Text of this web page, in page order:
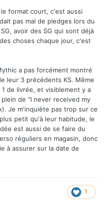
format court, c'est aussi
pas mal de pledges lors du
avoir des SG qui sont déjà
choses chaque jour, c'est
a pas forcément montré
leur 3 précédents KS. Même
de livrée, et visiblement y a
de "I never received my
Je m'inquiète pas trop sur ce
petit qu'à leur habitude, le
est aussi de se faire du
réguliers en magasin, donc
à assurer sur la date de
1